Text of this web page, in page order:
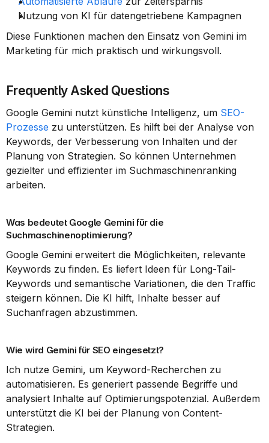
Nutzung von KI für datengetriebene Kampagnen
Diese Funktionen machen den Einsatz von Gemini im
Marketing für mich praktisch und wirkungsvoll.
Frequently Asked Questions
Google Gemini nutzt künstliche Intelligenz, um SEO-
Prozesse zu unterstützen. Es hilft bei der Analyse von
Keywords, der Verbesserung von Inhalten und der
Planung von Strategien. So können Unternehmen
gezielter und effizienter im Suchmaschinenranking
arbeiten.
Was bedeutet Google Gemini für die
Suchmaschinenoptimierung?
Google Gemini erweitert die Möglichkeiten, relevante
Keywords zu finden. Es liefert Ideen für Long-Tail-
Keywords und semantische Variationen, die den Traffic
steigern können. Die KI hilft, Inhalte besser auf
Suchanfragen abzustimmen.
Wie wird Gemini für SEO eingesetzt?
Ich nutze Gemini, um Keyword-Recherchen zu
automatisieren. Es generiert passende Begriffe und
analysiert Inhalte auf Optimierungspotenzial. Außerdem
unterstützt die KI bei der Planung von Content-
Strategien.